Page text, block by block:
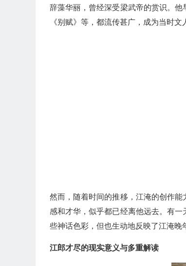
辞藻华丽，曾经深受梁武帝的赏识。
《别赋》等，都流传甚广，成为当时
然而，随着时间的推移，江淹的创作
感和才华，似乎都已经离他远去。有
些神话色彩，但也生动地反映了江淹晚
江郎才尽的现实意义与多重解读